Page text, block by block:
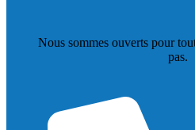
Nous sommes ouverts pour
pas.